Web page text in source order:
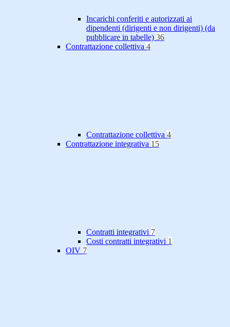
Incarichi conferiti e autorizzati ai
dipendenti (dirigenti e non dirigenti) (da
pubblicare in tabelle) 36
Contrattazione collettiva 4
Contrattazione collettiva 4
Contrattazione integrativa 15
Contratti integrativi 7
Costi contratti integrativi 1
OIV 7